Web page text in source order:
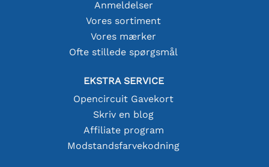
Anmeldelser
Vores sortiment
Vores mærker
Ofte stillede spørgsmål
EKSTRA SERVICE
Opencircuit Gavekort
Skriv en blog
Affiliate program
Modstandsfarvekodning